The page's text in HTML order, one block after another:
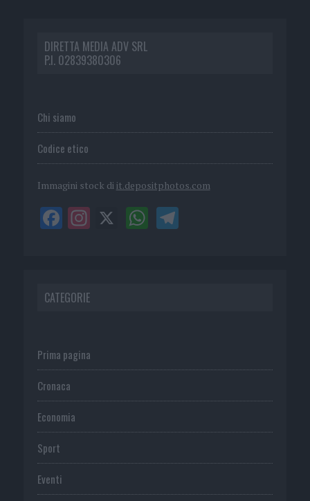
DIRETTA MEDIA ADV SRL
P.I. 02839380306
Chi siamo
Codice etico
Immagini stock di it.depositphotos.com
CATEGORIE
Prima pagina
Cronaca
Economia
Sport
Eventi